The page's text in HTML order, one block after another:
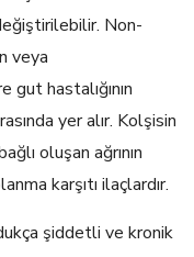
Non-
veya
hastalığının
yer alır. Kolşisin
oluşan ağrının
karşıtı ilaçlardır.
şiddetli ve kronik